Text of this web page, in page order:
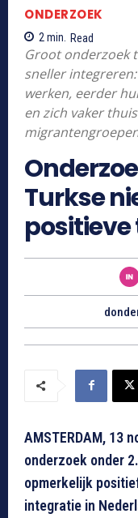
ONDERZOEK
2min. Read
Groot onderzoek
sneller
werken, eerder
en zich vaker
Turkse
AMSTERDAM, 13
onderzoek onder
opmerkelijk
integratie in